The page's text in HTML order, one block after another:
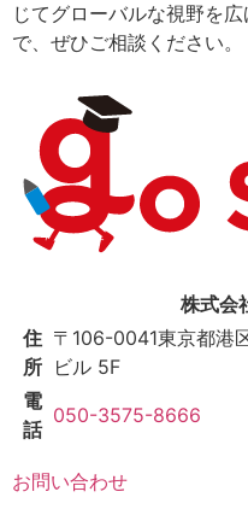
じてグローバルな視野を
で、ぜひご相談ください。
株式会
住
所
〒106-0041東京都港
ビル 5F
電
話
050-3575-8666
お問い合わせ